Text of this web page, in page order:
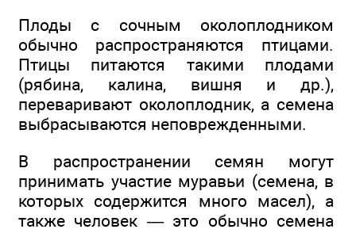
Плоды с сочным околоплодником
обычно распространяются птицами.
Птицы питаются такими плодами
(рябина, калина, вишня и др.),
переваривают околоплодник, а семена
выбрасываются неповрежденными.
В распространении семян могут
принимать участие муравьи (семена, в
которых содержится много масел), а
также человек — это обычно семена